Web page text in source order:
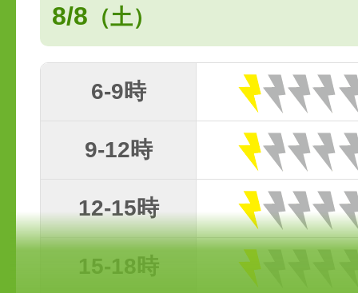
8/8 （土）
6-9時
9-12時
12-15時
15-18時